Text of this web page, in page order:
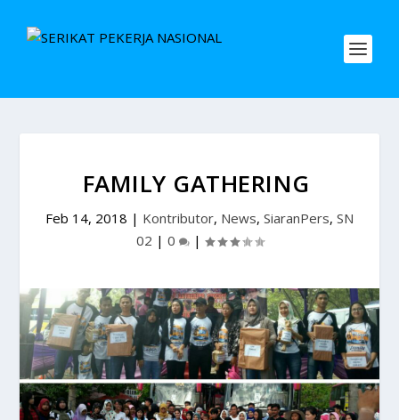
FAMILY GATHERING
Feb 14, 2018 | Kontributor, News, SiaranPers, SN
02 | 0 |